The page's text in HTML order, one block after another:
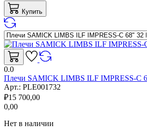
Купить
0.0
Плечи SAMICK LIMBS ILF IMPRESS-C
Арт.: PLE001732
₽15 700,00
0,00
Нет в наличии